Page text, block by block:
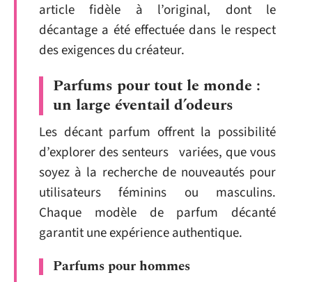
article fidèle à l’original, dont le
décantage a été effectuée dans le respect
des exigences du créateur.
Parfums pour tout le monde :
un large éventail d’odeurs
Les décant parfum offrent la possibilité
d’explorer des senteurs variées, que vous
soyez à la recherche de nouveautés pour
utilisateurs féminins ou masculins.
Chaque modèle de parfum décanté
garantit une expérience authentique.
Parfums pour hommes